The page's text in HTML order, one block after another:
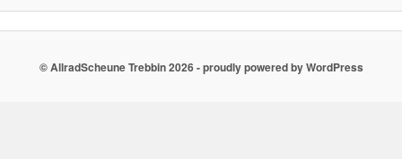
© AllradScheune Trebbin 2026 - proudly powered by WordPress